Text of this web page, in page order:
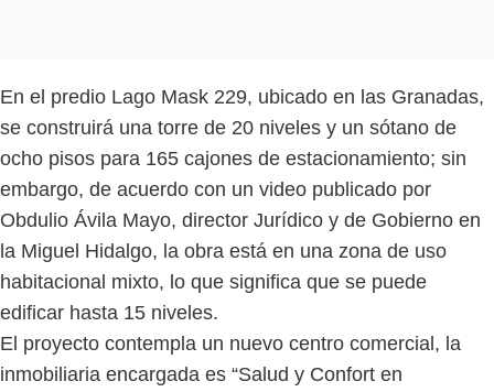
En el predio Lago Mask 229, ubicado en las Granadas,
se construirá una torre de 20 niveles y un sótano de
ocho pisos para 165 cajones de estacionamiento; sin
embargo, de acuerdo con un video publicado por
Obdulio Ávila Mayo, director Jurídico y de Gobierno en
la Miguel Hidalgo, la obra está en una zona de uso
habitacional mixto, lo que significa que se puede
edificar hasta 15 niveles.
El proyecto contempla un nuevo centro comercial, la
inmobiliaria encargada es “Salud y Confort en